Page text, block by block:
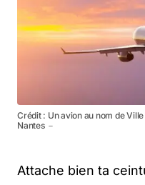
Crédit : Un avion au nom de
Nantes －
Attache bien ta